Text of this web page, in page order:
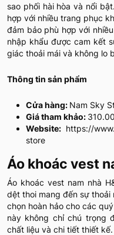
sao phối hài hòa và nổi
hợp với nhiều trang phục
đảm bảo phù hợp với
nhập khẩu được cam kết
giác thoải mái và không lo
Thông tin sản phẩm
Cửa hàng: Nam Sky
Giá tham khảo:
Website: https://
store
Áo khoác vest
Áo khoác vest nam nhà
dệt thoi mang đến sự thoải
chọn hoàn hảo cho các
này không chỉ chú trọng
chất liệu và chi tiết thiết kế.